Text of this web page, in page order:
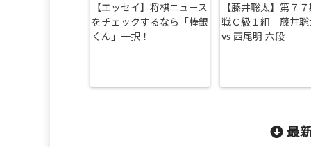
【エッセイ】将棋ニュース
をチェックするなら「棒銀
くん」一択！
【藤井聡太】第７
戦Ｃ級１組 藤井聡
vs 西尾明 六段
最